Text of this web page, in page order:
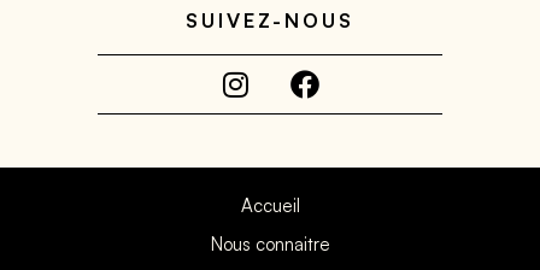
SUIVEZ-NOUS
Accueil
Nous connaitre